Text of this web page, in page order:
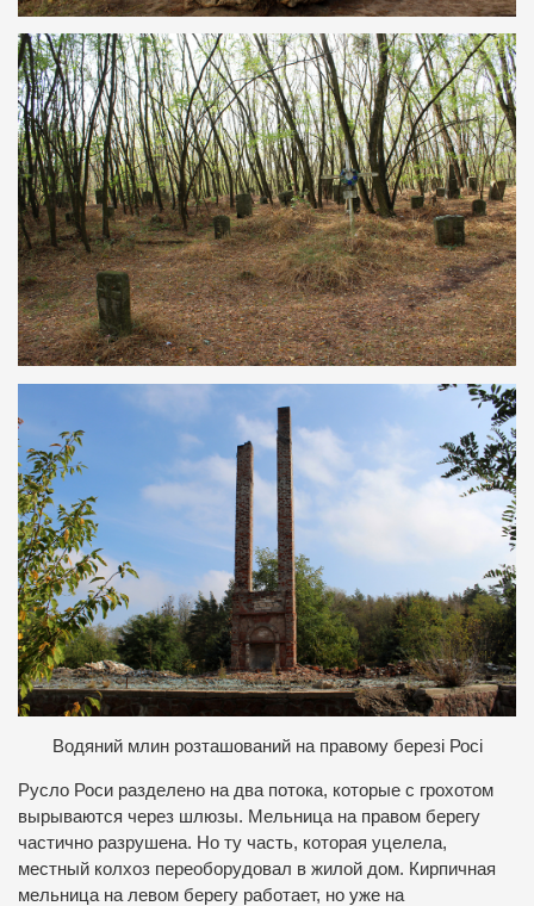
Водяний млин розташований на правому березі Росі
Русло Роси разделено на два потока, которые с грохотом
вырываются через шлюзы. Мельница на правом берегу
частично разрушена. Но ту часть, которая уцелела,
местный колхоз переоборудовал в жилой дом. Кирпичная
мельница на левом берегу работает, но уже на